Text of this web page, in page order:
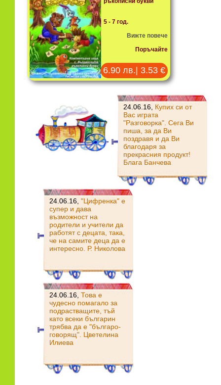
5 - 7 год.
Вижте повече
Поръчайте
6.90 лв.| 3.53 €
24.06.16, Купих си от
Вас играта
"Разговорка". Сега Ви
пиша, за да Ви
поздравя и да Ви
благодаря за
прекрасния продукт!
Блага Банчева
24.06.16, "Цифренка" е
супер и дава
възможност на
родители и учители да
работят с децата, така,
че на самите деца да е
интересно. Р. Николова
24.06.16, Това е
чудесно помагало за
подрастващите, тъй
като всеки българин
трябва да е "българо-
говорящ". Цветелина
Илиева